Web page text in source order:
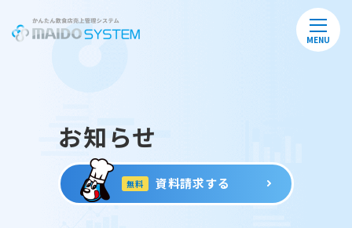
MENU
お知らせ
無料 資料請求する